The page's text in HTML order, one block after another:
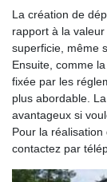
La création de
rapport à la
superficie, même
Ensuite, comme
fixée par les
plus abordable.
avantageux si
Pour la
contactez par